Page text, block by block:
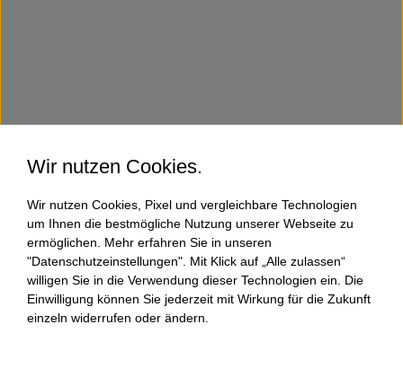
Wir nutzen Cookies.
Wir nutzen Cookies, Pixel und vergleichbare Technologien
um Ihnen die bestmögliche Nutzung unserer Webseite zu
ermöglichen. Mehr erfahren Sie in unseren
"Datenschutzeinstellungen". Mit Klick auf „Alle zulassen“
willigen Sie in die Verwendung dieser Technologien ein. Die
Einwilligung können Sie jederzeit mit Wirkung für die Zukunft
einzeln widerrufen oder ändern.